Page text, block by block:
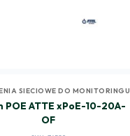
SIECIOWE DO MONITORINGU
POE ATTE xPoE-10-20A-
OF